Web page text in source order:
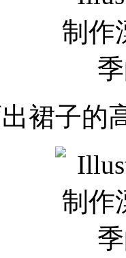
裙子的